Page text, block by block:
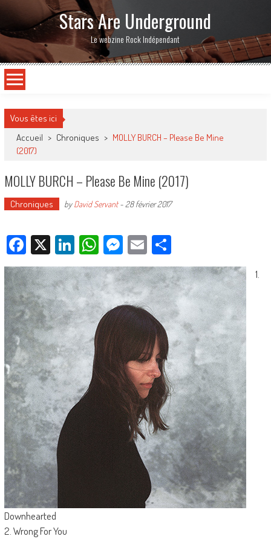
Stars Are Underground
Le webzine Rock Indépendant
Vous êtes ici
Accueil > Chroniques > MOLLY BURCH – Please Be Mine
(2017)
MOLLY BURCH – Please Be Mine (2017)
Chroniques byDavid Servant- 28 février 2017
Facebook
X LinkedIn
WhatsApp
Messenger
EmailPartager
1.
Downhearted
2. Wrong For You